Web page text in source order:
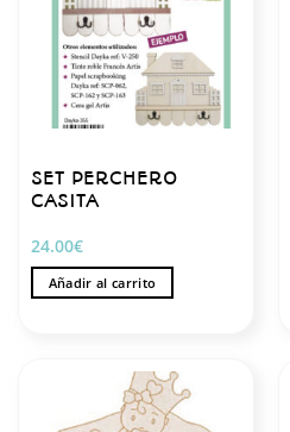
SET PERCHERO
CASITA
24.00€
Añadir al carrito